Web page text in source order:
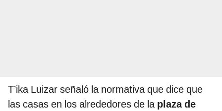
T’ika Luizar señaló la normativa que dice que
las casas en los alrededores de la plaza de